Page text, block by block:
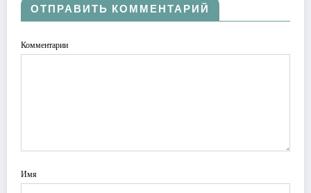
ОТПРАВИТЬ КОММЕНТАРИЙ
Комментарии
Имя